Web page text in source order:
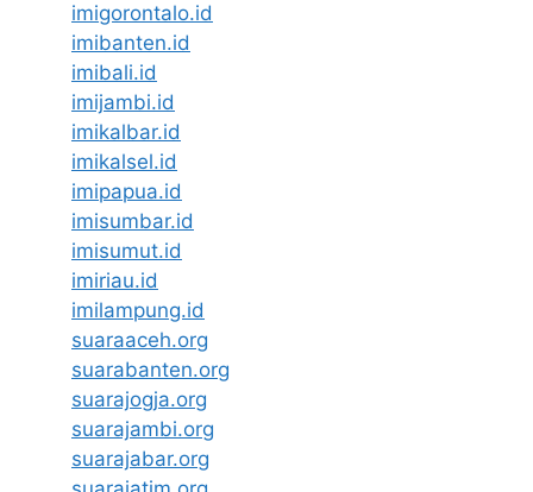
imigorontalo.id
imibanten.id
imibali.id
imijambi.id
imikalbar.id
imikalsel.id
imipapua.id
imisumbar.id
imisumut.id
imiriau.id
imilampung.id
suaraaceh.org
suarabanten.org
suarajogja.org
suarajambi.org
suarajabar.org